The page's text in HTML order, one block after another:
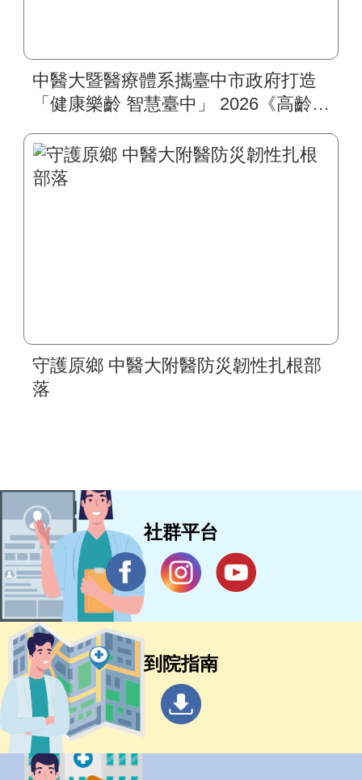
中醫大暨醫療體系攜臺中市政府打造
「健康樂齡 智慧臺中」 2026《高齡健
一站式疾病全人照護
守護原鄉 中醫大附醫防災韌性扎根部
落
社群平台
到院指南